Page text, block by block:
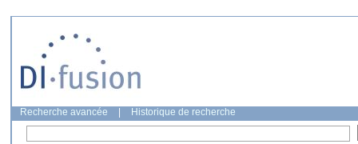
Recherche avancée Historique de recherche